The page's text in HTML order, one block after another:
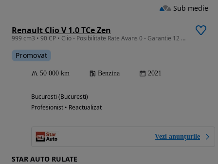
Renault Clio V 1.0 TCe Zen
999 cm3 • 90 CP • Clio - Posibilitate Rate Avans 0 - Garantie 12 Luni - IMPECABILA
Promovat
50 000 km Benzina 2021
Bucuresti (Bucuresti)
Profesionist • Reactualizat
Vezi anunțurile
STAR AUTO RULATE
Sub medie